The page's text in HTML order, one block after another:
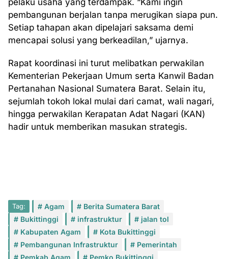
pelaku usaha yang terdampak. “Kami ingin
pembangunan berjalan tanpa merugikan siapa pun.
Setiap tahapan akan dipelajari saksama demi
mencapai solusi yang berkeadilan,” ujarnya.
Rapat koordinasi ini turut melibatkan perwakilan
Kementerian Pekerjaan Umum serta Kanwil Badan
Pertanahan Nasional Sumatera Barat. Selain itu,
sejumlah tokoh lokal mulai dari camat, wali nagari,
hingga perwakilan Kerapatan Adat Nagari (KAN)
hadir untuk memberikan masukan strategis.
Tag: Agam
Berita Sumatera Barat
Bukittinggi
infrastruktur
jalan tol
Kabupaten Agam
Kota Bukittinggi
Pembangunan Infrastruktur
Pemerintah
Pemkab Agam
Pemko Bukittinggi